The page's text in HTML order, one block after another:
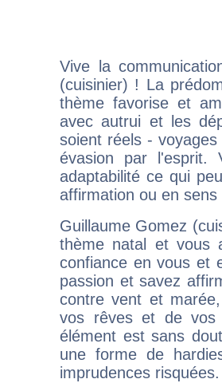
Vive la
(cuisinier) ! La
thème favorise et
avec autrui et les
soient réels -
évasion par l'esprit.
adaptabilité ce qui
affirmation ou en
Guillaume Gomez
thème natal et vous
confiance en vous et
passion et savez
contre vent et
vos rêves et de vos
élément est sans
une forme de
imprudences risquées.